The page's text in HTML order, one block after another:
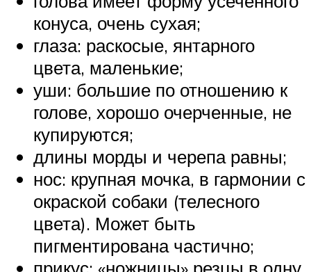
конуса, очень сухая;
глаза: раскосые, янтарного
цвета, маленькие;
уши: большие по отношению к
голове, хорошо очерченные, не
купируются;
длины морды и черепа равны;
нос: крупная мочка, в гармонии с
окраской собаки (телесного
цвета). Может быть
пигментирована частично;